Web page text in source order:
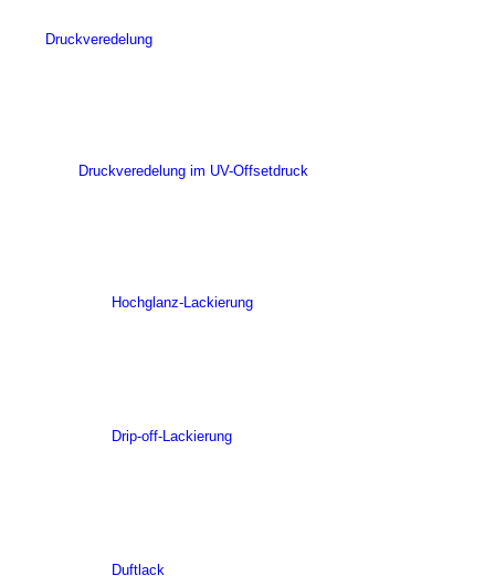
Druckveredelung
Druckveredelung im UV-Offsetdruck
Hochglanz-Lackierung
Drip-off-Lackierung
Duftlack